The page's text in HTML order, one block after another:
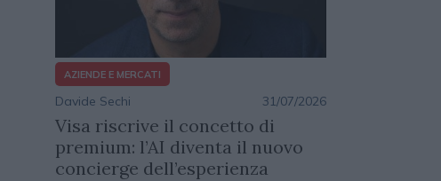
AZIENDE E MERCATI
Davide Sechi 31/07/2026
Visa riscrive il concetto di
premium: l’AI diventa il nuovo
concierge dell’esperienza